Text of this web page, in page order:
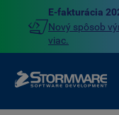
E-fakturácia
Nový spôsob
viac.